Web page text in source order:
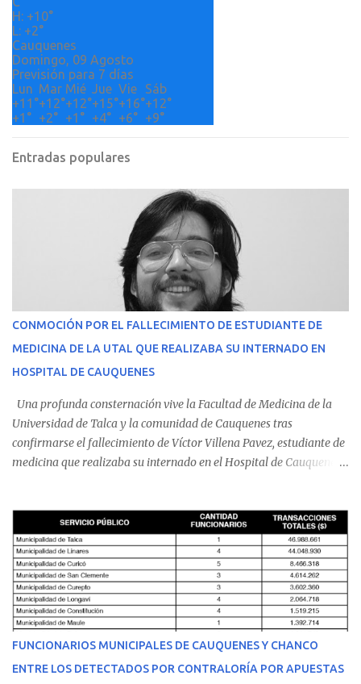
s
H: +10°
L: +2°
Cauquenes
Domingo, 09 Agosto
Previsión para 7 días
Lun Mar Mié Jue Vie
Sáb
+11°+12°+12°+15°+16°+12°
+1° +2° +1° +4° +6° +9°
Entradas populares
CONMOCIÓN POR EL FALLECIMIENTO DE ESTUDIANTE DE
MEDICINA DE LA UTAL QUE REALIZABA SU INTERNADO EN
HOSPITAL DE CAUQUENES
Una profunda consternación vive la Facultad de Medicina de la
Universidad de Talca y la comunidad de Cauquenes tras
confirmarse el fallecimiento de Víctor Villena Pavez, estudiante de
medicina que realizaba su internado en el Hospital de Cauquenes.
malestares físicos. Dada la complejidad de su estado de salud, el
equipo médico determinó su traslado de urgencia al Hospital
Regional de Talca y dado la urgencia la ambulancia partió hacia
Talca con escolta de Carabineros. En medio del traslado, el
estudiante de medicina de 25 años, se agravó y pese a los esfuerzos
del personal de emergencia terminó falleciendo, sin alcanzar a
conoció la gravedad de su condición, sus padres —residentes en
Villarrica— se trasladaron a Cauquenes con la esperanza de una
FUNCIONARIOS MUNICIPALES DE CAUQUENES Y CHANCO
ENTRE LOS DETECTADOS POR CONTRALORÍA POR APUESTAS